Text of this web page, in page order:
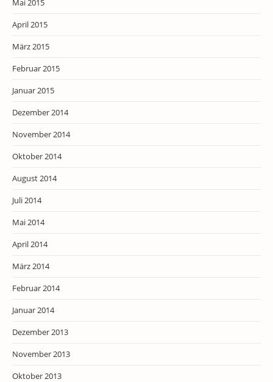
Mai 2015
April 2015
März 2015
Februar 2015
Januar 2015
Dezember 2014
November 2014
Oktober 2014
August 2014
Juli 2014
Mai 2014
April 2014
März 2014
Februar 2014
Januar 2014
Dezember 2013
November 2013
Oktober 2013